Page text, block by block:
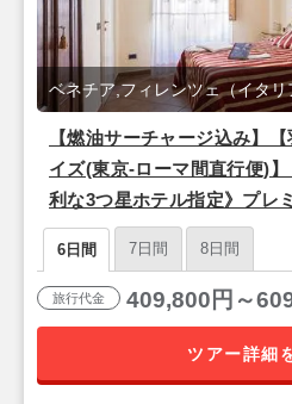
【燃油サーチャージ込み】
イズ(東京-ローマ間直行便)
利な3つ星ホテル指定》プレ
♪ 『フィレンツェ＆ベネチア
ベネチア,フィレンツェ（イタ
6日間 7日間 8日間
旅行代金 409,800円～
ツアー詳細